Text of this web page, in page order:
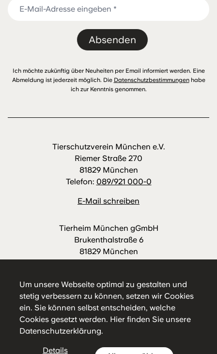
Um unsere Webseite optimal zu gestalten und
stetig verbessern zu können, setzen wir Cookies
ein. Sie können selbst entscheiden, welche
Cookies gesetzt werden. Hier finden Sie unsere
Datenschutzerklärung.
Details
Tierschutzverein München e.V.
Riemer Straße 270
81829 München
Telefon: 089/921 000-0
E-Mail schreiben
Tierheim München gGmbH
Brukenthalstraße 6
81829 München
E-Mail schreiben
Absenden
Ich möchte zukünftig über Neuheiten per Email informiert werden. Eine
Abmeldung ist jederzeit möglich. Die Datenschutzbestimmungenhabe
ich zur Kenntnis genommen.